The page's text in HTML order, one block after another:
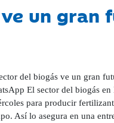
un
del biogás ve un gran
El sector del biogás
para producir
Así lo asegura en una